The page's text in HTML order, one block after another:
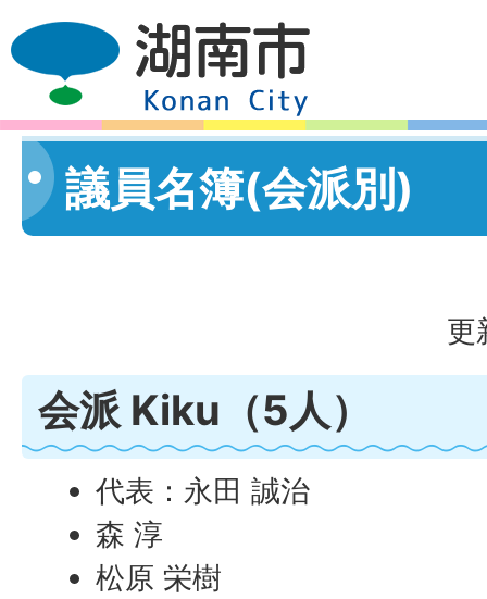
議員名簿(会派別)
更
会派 Kiku（5人）
代表：永田 誠治
森 淳
松原 栄樹